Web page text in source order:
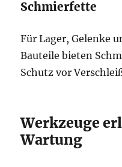
Schmierfette
Für Lager, Gelenke
Bauteile bieten
Schutz vor
Werkzeuge
Wartung